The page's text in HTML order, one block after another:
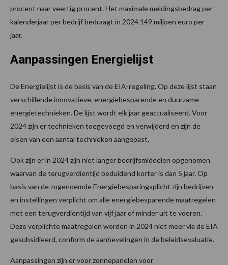
procent naar veertig procent. Het maximale meldingsbedrag per
kalenderjaar per bedrijf bedraagt in 2024 149 miljoen euro per
jaar.
Aanpassingen Energielijst
De Energielijst is de basis van de EIA-regeling. Op deze lijst staan
verschillende innovatieve, energiebesparende en duurzame
energietechnieken. De lijst wordt elk jaar geactualiseerd. Voor
2024 zijn er technieken toegevoegd en verwijderd en zijn de
eisen van een aantal technieken aangepast.
Ook zijn er in 2024 zijn niet langer bedrijfsmiddelen opgenomen
waarvan de terugverdientijd beduidend korter is dan 5 jaar. Op
basis van de zogenoemde Energiebesparingsplicht zijn bedrijven
en instellingen verplicht om alle energiebesparende maatregelen
met een terugverdientijd van vijf jaar of minder uit te voeren.
Deze verplichte maatregelen worden in 2024 niet meer via de EIA
gesubsidieerd, conform de aanbevelingen in de beleidsevaluatie.
Aanpassingen zijn er voor zonnepanelen voor